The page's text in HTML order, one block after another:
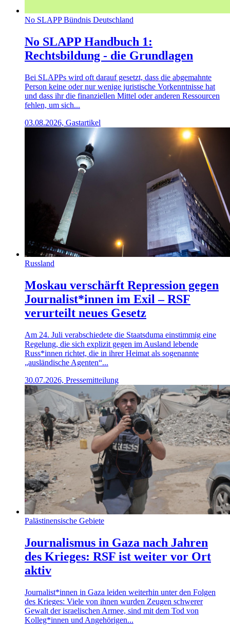
No SLAPP Bündnis Deutschland
No SLAPP Handbuch 1:
Rechtsbildung - die Grundlagen
Bei SLAPPs wird oft darauf gesetzt, dass die abgemahnte
Person keine oder nur wenige juristische Vorkenntnisse hat
und dass ihr die finanziellen Mittel oder anderen Ressourcen
fehlen, um sich...
03.08.2026, Gastartikel
Russland
Moskau verschärft Repression gegen
Journalist*innen im Exil – RSF
verurteilt neues Gesetz
Am 24. Juli verabschiedete die Staatsduma einstimmig eine
Regelung, die sich explizit gegen im Ausland lebende
Russ*innen richtet, die in ihrer Heimat als sogenannte
„ausländische Agenten“...
30.07.2026, Pressemitteilung
Palästinensische Gebiete
Journalismus in Gaza nach Jahren
des Krieges: RSF ist weiter vor Ort
aktiv
Journalist*innen in Gaza leiden weiterhin unter den Folgen
des Krieges: Viele von ihnen wurden Zeugen schwerer
Gewalt der israelischen Armee, sind mit dem Tod von
Kolleg*innen und Angehörigen...